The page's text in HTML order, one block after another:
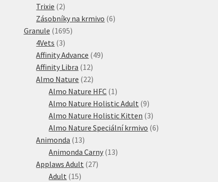
produktů
Trixie 22
produkty
Zásobníky na krmivo 66
Granule 16951695
4Vets 33
produkty
Affinity Advance 4949
Affinity Libra 1212
produktů
Almo Nature 2222
produktů
Almo Nature HFC 1 1
produkt
Almo Nature Holistic Adult 99
produktů
Almo Nature Holistic Kitten 33
produkty
Almo Nature Speciální krmivo 66
Animonda 1313
produktů
Animonda Carny 1313
Applaws Adult 2727
Adult 1515